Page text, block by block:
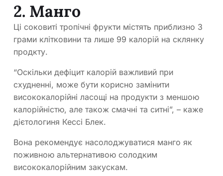
2. Манго
Ці соковиті тропічні фрукти містять приблизно 3
грами клітковини та лише 99 калорій на склянку
продкту.
“Оскільки дефіцит калорій важливий при
схудненні, може бути корисно замінити
висококалорійні ласощі на продукти з меншою
калорійністю, але також смачні та ситні”, – каже
дієтологиня Кессі Блек.
Вона рекомендує насолоджуватися манго як
поживною альтернативою солодким
висококалорійним закускам.